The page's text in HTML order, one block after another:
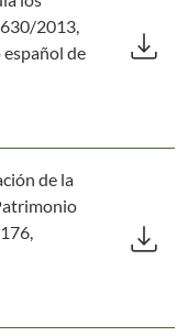
2013,
español de
download
de la
download